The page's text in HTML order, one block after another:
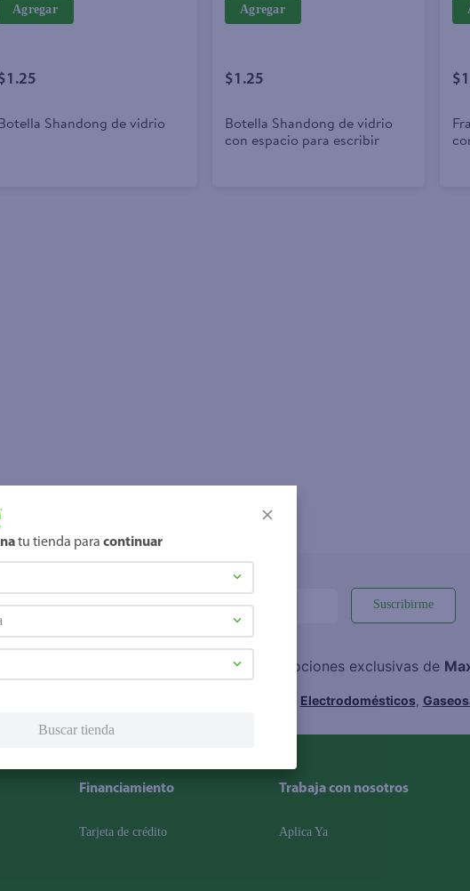
Agregar
Shandong de vidrio
Agregar
$1.25
Botella Shandong de vidrio
con espacio para escribir
Suscribirme
, así como el envío de noticias y promociones exclusivas de
Electrodomésticos,
Financiamiento
Tarjeta de crédito
Trabaja con nosotros
Aplica Ya
tu tienda para continuar
Buscar tienda